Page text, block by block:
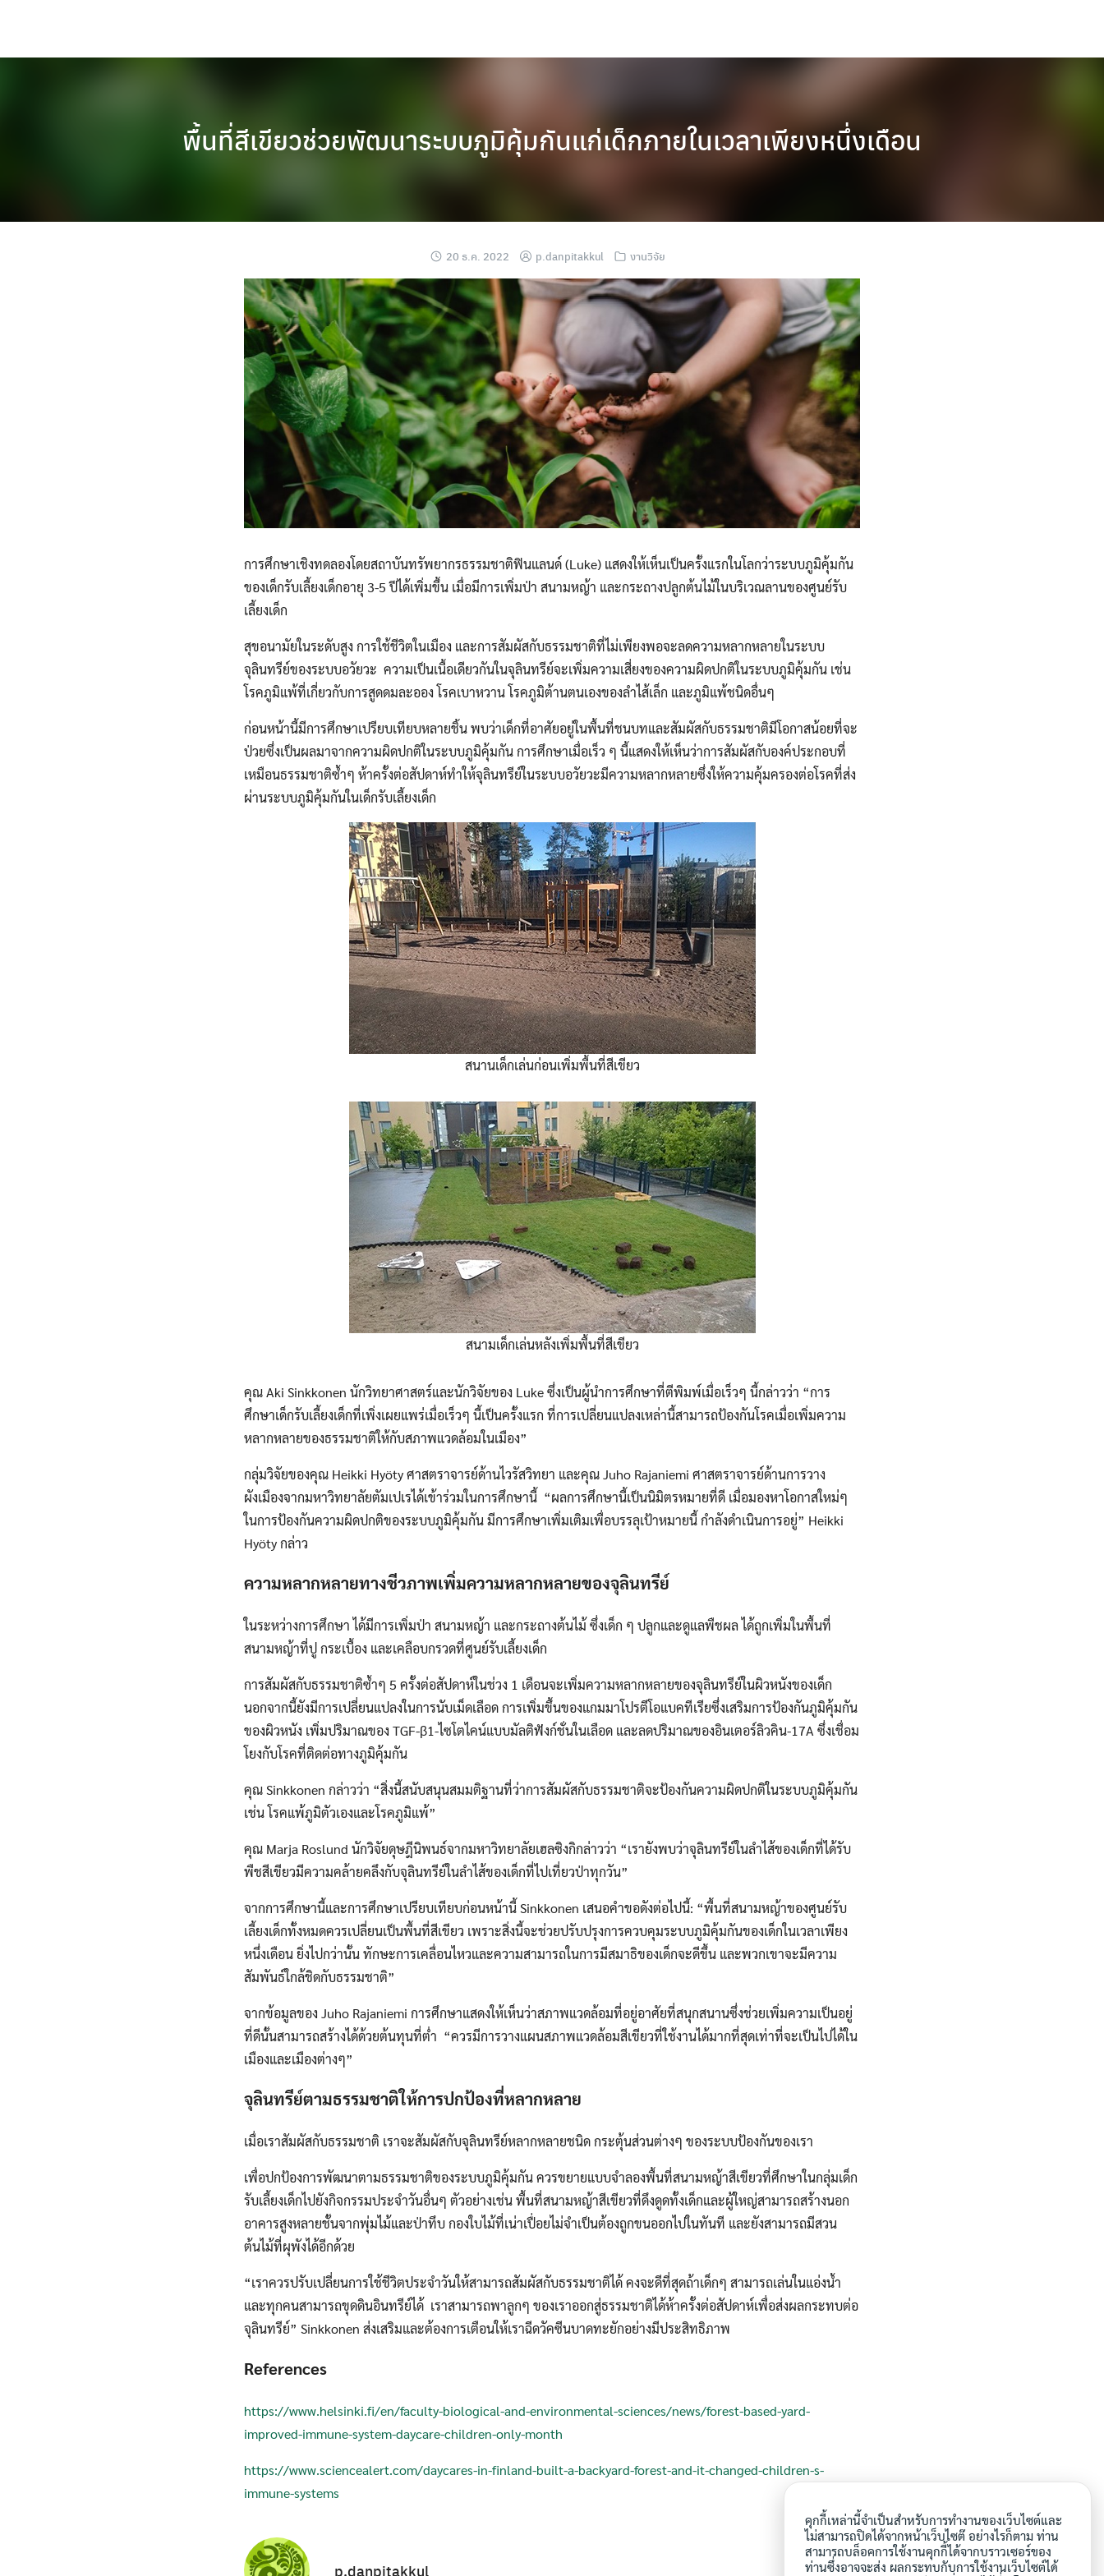
Search
พื้นที่สีเขียวช่วยพัฒนาระบบภูมิคุ้มกันแก่เด็กภายในเวลาเพียงหนึ่งเดือน
20 ธ.ค. 2022 p.danpitakkul งานวิจัย
การศึกษาเชิงทดลองโดยสถาบันทรัพยากรธรรมชาติฟินแลนด์ (Luke) แสดงให้เห็นเป็นครั้งแรกในโลกว่าระบบภูมิคุ้มกัน
ของเด็กรับเลี้ยงเด็กอายุ 3-5 ปีได้เพิ่มขึ้น เมื่อมีการเพิ่มป่า สนามหญ้า และกระถางปลูกต้นไม้ในบริเวณลานของศูนย์รับ
เลี้ยงเด็ก
สุขอนามัยในระดับสูง การใช้ชีวิตในเมือง และการสัมผัสกับธรรมชาติที่ไม่เพียงพอจะลดความหลากหลายในระบบ
จุลินทรีย์ของระบบอวัยวะ ความเป็นเนื้อเดียวกันในจุลินทรีย์จะเพิ่มความเสี่ยงของความผิดปกติในระบบภูมิคุ้มกัน เช่น
โรคภูมิแพ้ที่เกี่ยวกับการสูดดมละออง โรคเบาหวาน โรคภูมิต้านตนเองของลำไส้เล็ก และภูมิแพ้ชนิดอื่นๆ
ก่อนหน้านี้มีการศึกษาเปรียบเทียบหลายชิ้น พบว่าเด็กที่อาศัยอยู่ในพื้นที่ชนบทและสัมผัสกับธรรมชาติมีโอกาสน้อยที่จะ
ป่วยซึ่งเป็นผลมาจากความผิดปกติในระบบภูมิคุ้มกัน การศึกษาเมื่อเร็ว ๆ นี้แสดงให้เห็นว่าการสัมผัสกับองค์ประกอบที่
เหมือนธรรมชาติซ้ำๆ ห้าครั้งต่อสัปดาห์ทำให้จุลินทรีย์ในระบบอวัยวะมีความหลากหลายซึ่งให้ความคุ้มครองต่อโรคที่ส่ง
ผ่านระบบภูมิคุ้มกันในเด็กรับเลี้ยงเด็ก
สนานเด็กเล่นก่อนเพิ่มพื้นที่สีเขียว
สนามเด็กเล่นหลังเพิ่มพื้นที่สีเขียว
คุณ Aki Sinkkonen นักวิทยาศาสตร์และนักวิจัยของ Luke ซึ่งเป็นผู้นำการศึกษาที่ตีพิมพ์เมื่อเร็วๆ นี้กล่าวว่า “การ
ศึกษาเด็กรับเลี้ยงเด็กที่เพิ่งเผยแพร่เมื่อเร็วๆ นี้เป็นครั้งแรก ที่การเปลี่ยนแปลงเหล่านี้สามารถป้องกันโรคเมื่อเพิ่มความ
หลากหลายของธรรมชาติให้กับสภาพแวดล้อมในเมือง”
กลุ่มวิจัยของคุณ Heikki Hyöty ศาสตราจารย์ด้านไวรัสวิทยา และคุณ Juho Rajaniemi ศาสตราจารย์ด้านการวาง
ผังเมืองจากมหาวิทยาลัยตัมเปเรได้เข้าร่วมในการศึกษานี้ “ผลการศึกษานี้เป็นนิมิตรหมายที่ดี เมื่อมองหาโอกาสใหม่ๆ
ในการป้องกันความผิดปกติของระบบภูมิคุ้มกัน มีการศึกษาเพิ่มเติมเพื่อบรรลุเป้าหมายนี้ กำลังดำเนินการอยู่” Heikki
Hyöty กล่าว
ความหลากหลายทางชีวภาพเพิ่มความหลากหลายของจุลินทรีย์
ในระหว่างการศึกษา ได้มีการเพิ่มป่า สนามหญ้า และกระถางต้นไม้ ซึ่งเด็ก ๆ ปลูกและดูแลพืชผล ได้ถูกเพิ่มในพื้นที่
สนามหญ้าที่ปู กระเบื้อง และเคลือบกรวดที่ศูนย์รับเลี้ยงเด็ก
การสัมผัสกับธรรมชาติซ้ำๆ 5 ครั้งต่อสัปดาห์ในช่วง 1 เดือนจะเพิ่มความหลากหลายของจุลินทรีย์ในผิวหนังของเด็ก
นอกจากนี้ยังมีการเปลี่ยนแปลงในการนับเม็ดเลือด การเพิ่มขึ้นของแกมมาโปรตีโอแบคทีเรียซึ่งเสริมการป้องกันภูมิคุ้มกัน
ของผิวหนัง เพิ่มปริมาณของ TGF-β1-ไซโตไคน์แบบมัลติฟังก์ชั่นในเลือด และลดปริมาณของอินเตอร์ลิวคิน-17A ซึ่งเชื่อม
โยงกับโรคที่ติดต่อทางภูมิคุ้มกัน
คุณ Sinkkonen กล่าวว่า “สิ่งนี้สนับสนุนสมมติฐานที่ว่าการสัมผัสกับธรรมชาติจะป้องกันความผิดปกติในระบบภูมิคุ้มกัน
เช่น โรคแพ้ภูมิตัวเองและโรคภูมิแพ้”
คุณ Marja Roslund นักวิจัยดุษฎีนิพนธ์จากมหาวิทยาลัยเฮลซิงกิกล่าวว่า “เรายังพบว่าจุลินทรีย์ในลำไส้ของเด็กที่ได้รับ
พืชสีเขียวมีความคล้ายคลึงกับจุลินทรีย์ในลำไส้ของเด็กที่ไปเที่ยวป่าทุกวัน”
จากการศึกษานี้และการศึกษาเปรียบเทียบก่อนหน้านี้ Sinkkonen เสนอคำขอดังต่อไปนี้: “พื้นที่สนามหญ้าของศูนย์รับ
เลี้ยงเด็กทั้งหมดควรเปลี่ยนเป็นพื้นที่สีเขียว เพราะสิ่งนี้จะช่วยปรับปรุงการควบคุมระบบภูมิคุ้มกันของเด็กในเวลาเพียง
หนึ่งเดือน ยิ่งไปกว่านั้น ทักษะการเคลื่อนไหวและความสามารถในการมีสมาธิของเด็กจะดีขึ้น และพวกเขาจะมีความ
สัมพันธ์ใกล้ชิดกับธรรมชาติ”
จากข้อมูลของ Juho Rajaniemi การศึกษาแสดงให้เห็นว่าสภาพแวดล้อมที่อยู่อาศัยที่สนุกสนานซึ่งช่วยเพิ่มความเป็นอยู่
ที่ดีนั้นสามารถสร้างได้ด้วยต้นทุนที่ต่ำ “ควรมีการวางแผนสภาพแวดล้อมสีเขียวที่ใช้งานได้มากที่สุดเท่าที่จะเป็นไปได้ใน
เมืองและเมืองต่างๆ”
จุลินทรีย์ตามธรรมชาติให้การปกป้องที่หลากหลาย
เมื่อเราสัมผัสกับธรรมชาติ เราจะสัมผัสกับจุลินทรีย์หลากหลายชนิด กระตุ้นส่วนต่างๆ ของระบบป้องกันของเรา
เพื่อปกป้องการพัฒนาตามธรรมชาติของระบบภูมิคุ้มกัน ควรขยายแบบจำลองพื้นที่สนามหญ้าสีเขียวที่ศึกษาในกลุ่มเด็ก
รับเลี้ยงเด็กไปยังกิจกรรมประจำวันอื่นๆ ตัวอย่างเช่น พื้นที่สนามหญ้าสีเขียวที่ดึงดูดทั้งเด็กและผู้ใหญ่สามารถสร้างนอก
อาคารสูงหลายชั้นจากพุ่มไม้และป่าทึบ กองใบไม้ที่เน่าเปื่อยไม่จำเป็นต้องถูกขนออกไปในทันที และยังสามารถมีสวน
ต้นไม้ที่ผุพังได้อีกด้วย
“เราควรปรับเปลี่ยนการใช้ชีวิตประจำวันให้สามารถสัมผัสกับธรรมชาติได้ คงจะดีที่สุดถ้าเด็กๆ สามารถเล่นในแอ่งน้ำ
และทุกคนสามารถขุดดินอินทรีย์ได้ เราสามารถพาลูกๆ ของเราออกสู่ธรรมชาติได้ห้าครั้งต่อสัปดาห์เพื่อส่งผลกระทบต่อ
จุลินทรีย์” Sinkkonen ส่งเสริมและต้องการเตือนให้เราฉีดวัคซีนบาดทะยักอย่างมีประสิทธิภาพ
References
https://www.helsinki.fi/en/faculty-biological-and-environmental-sciences/news/forest-based-yard-
improved-immune-system-daycare-children-only-month
https://www.sciencealert.com/daycares-in-finland-built-a-backyard-forest-and-it-changed-children-s-
immune-systems
p.danpitakkul
คุกกี้เหล่านี้จำเป็นสำหรับการทำงานของเว็บไซต์และ
ไม่สามารถปิดได้จากหน้าเว็บไซต๊ อย่างไรก็ตาม ท่าน
สามารถบล็อคการใช้งานคุกกี้ได้จากบราวเซอร์ของ
ท่านซึ่งอาจจะส่ง ผลกระทบกับการใช้งานเว็บไซต์ได้